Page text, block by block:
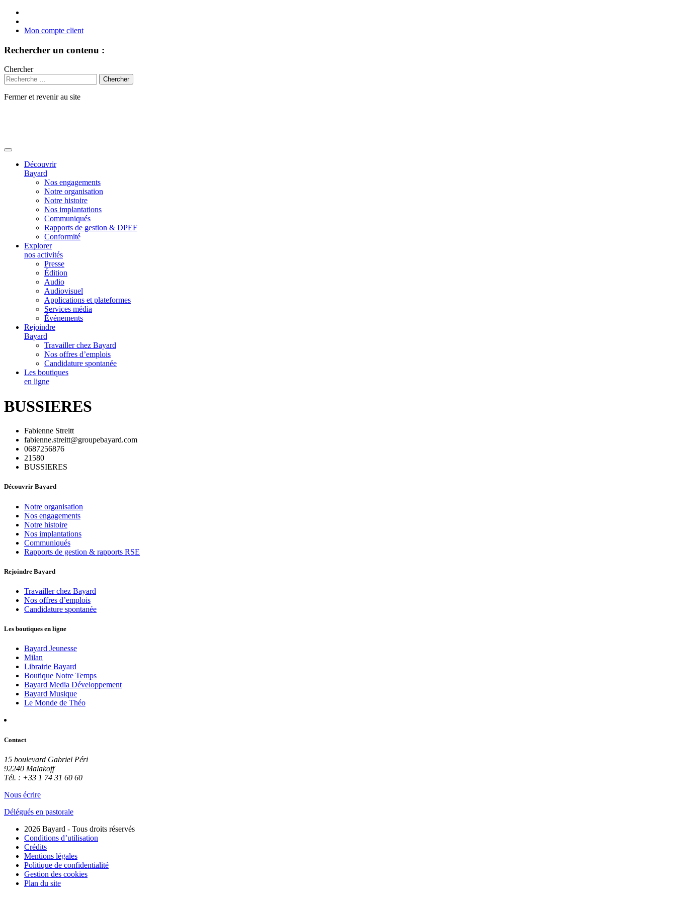
Mon compte client
Rechercher un contenu :
Chercher
Fermer et revenir au site
Découvrir
Bayard
Nos engagements
Notre organisation
Notre histoire
Nos implantations
Communiqués
Rapports de gestion & DPEF
Conformité
Explorer
nos activités
Presse
Édition
Audio
Audiovisuel
Applications et plateformes
Services média
Événements
Rejoindre
Bayard
Travailler chez Bayard
Nos offres d’emplois
Candidature spontanée
Les boutiques
en ligne
BUSSIERES
Fabienne Streitt
fabienne.streitt@groupebayard.com
0687256876
21580
BUSSIERES
Découvrir Bayard
Notre organisation
Nos engagements
Notre histoire
Nos implantations
Communiqués
Rapports de gestion & rapports RSE
Rejoindre Bayard
Travailler chez Bayard
Nos offres d’emplois
Candidature spontanée
Les boutiques en ligne
Bayard Jeunesse
Milan
Librairie Bayard
Boutique Notre Temps
Bayard Media Développement
Bayard Musique
Le Monde de Théo
Contact
15 boulevard Gabriel Péri
92240 Malakoff
Tél. : +33 1 74 31 60 60
Nous écrire
Délégués en pastorale
2026 Bayard - Tous droits réservés
Conditions d’utilisation
Crédits
Mentions légales
Politique de confidentialité
Gestion des cookies
Plan du site